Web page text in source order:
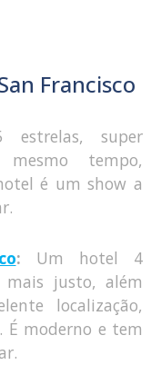
Francisco
super
tempo,
é um show a
: Um hotel 4
justo, além
localização,
moderno e tem